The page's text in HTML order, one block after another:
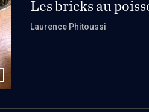
Les bricks au
Laurence Phitoussi